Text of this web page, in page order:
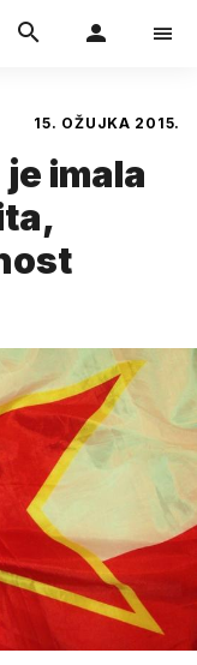
15. OŽUJKA 2015.
imala